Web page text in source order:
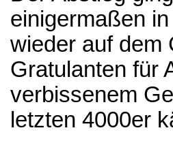
einigermaßen
wieder auf dem
Gratulanten für
verbissenem
letzten 4000er